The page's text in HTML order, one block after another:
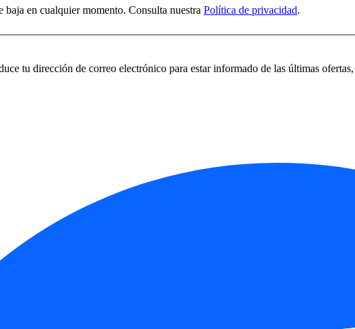
baja en cualquier momento. Consulta nuestra Política de privacidad.
tu dirección de correo electrónico para estar informado de las últimas ofertas,